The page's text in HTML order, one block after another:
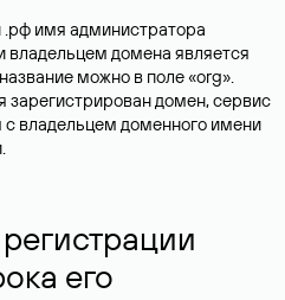
.рф имя администратора
владельцем домена является
можно в поле «org».
зарегистрирован домен, сервис
с владельцем доменного имени
регистрации
его